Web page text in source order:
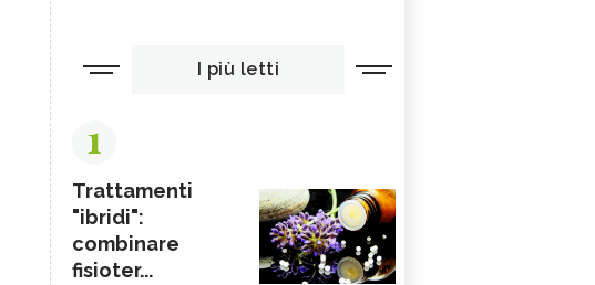
I più letti
1
Trattamenti
"ibridi":
combinare
fisioter...